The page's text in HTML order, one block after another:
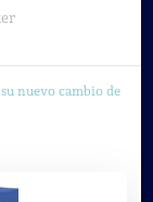
nuevo cambio de